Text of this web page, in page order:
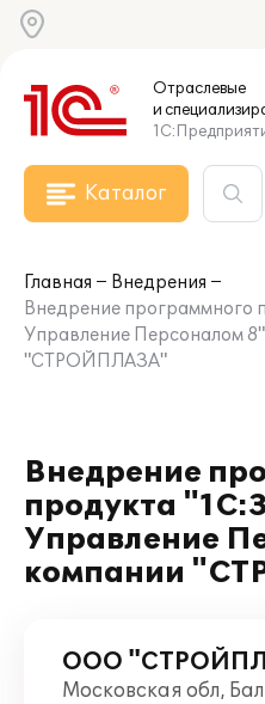
Отраслевые
и
Каталог
Главная
Внедрения
Внедрение программного
Управление Персоналом
"СТРОЙПЛАЗА"
Внедрение
продукта
Управление
компании
ООО
Московская обл,